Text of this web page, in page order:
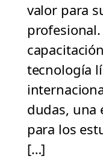
valor para
tecnología
dudas, una
para los
[…]